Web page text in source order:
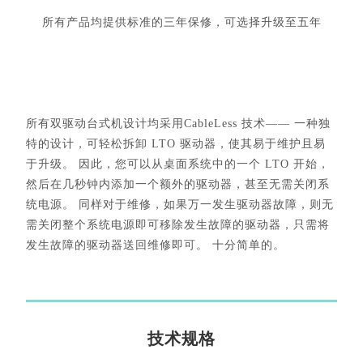
所有产品均提供标准的三年保修，可选择升级至五年
所有双驱动台式机设计均采用CableLess 技术—— 一种独
特的设计，可轻松拆卸 LTO 驱动器，使其易于维护且易
于升级。 因此，您可以从桌面系统中的一个 LTO 开始，
然后在几秒钟内添加一个额外的驱动器，甚至无需关闭系
统电源。 同样对于维修，如果万一发生驱动器故障，则无
需关闭整个系统电源即可移除发生故障的驱动器，只需将
发生故障的驱动器送回维修即可。 十分简单的。
技术规格